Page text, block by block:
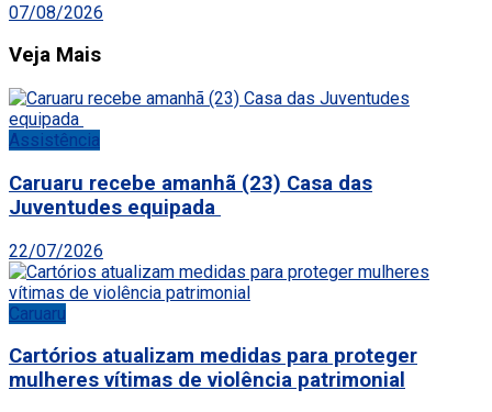
07/08/2026
Veja Mais
Assistência
Caruaru recebe amanhã (23) Casa das
Juventudes equipada
22/07/2026
Caruaru
Cartórios atualizam medidas para proteger
mulheres vítimas de violência patrimonial